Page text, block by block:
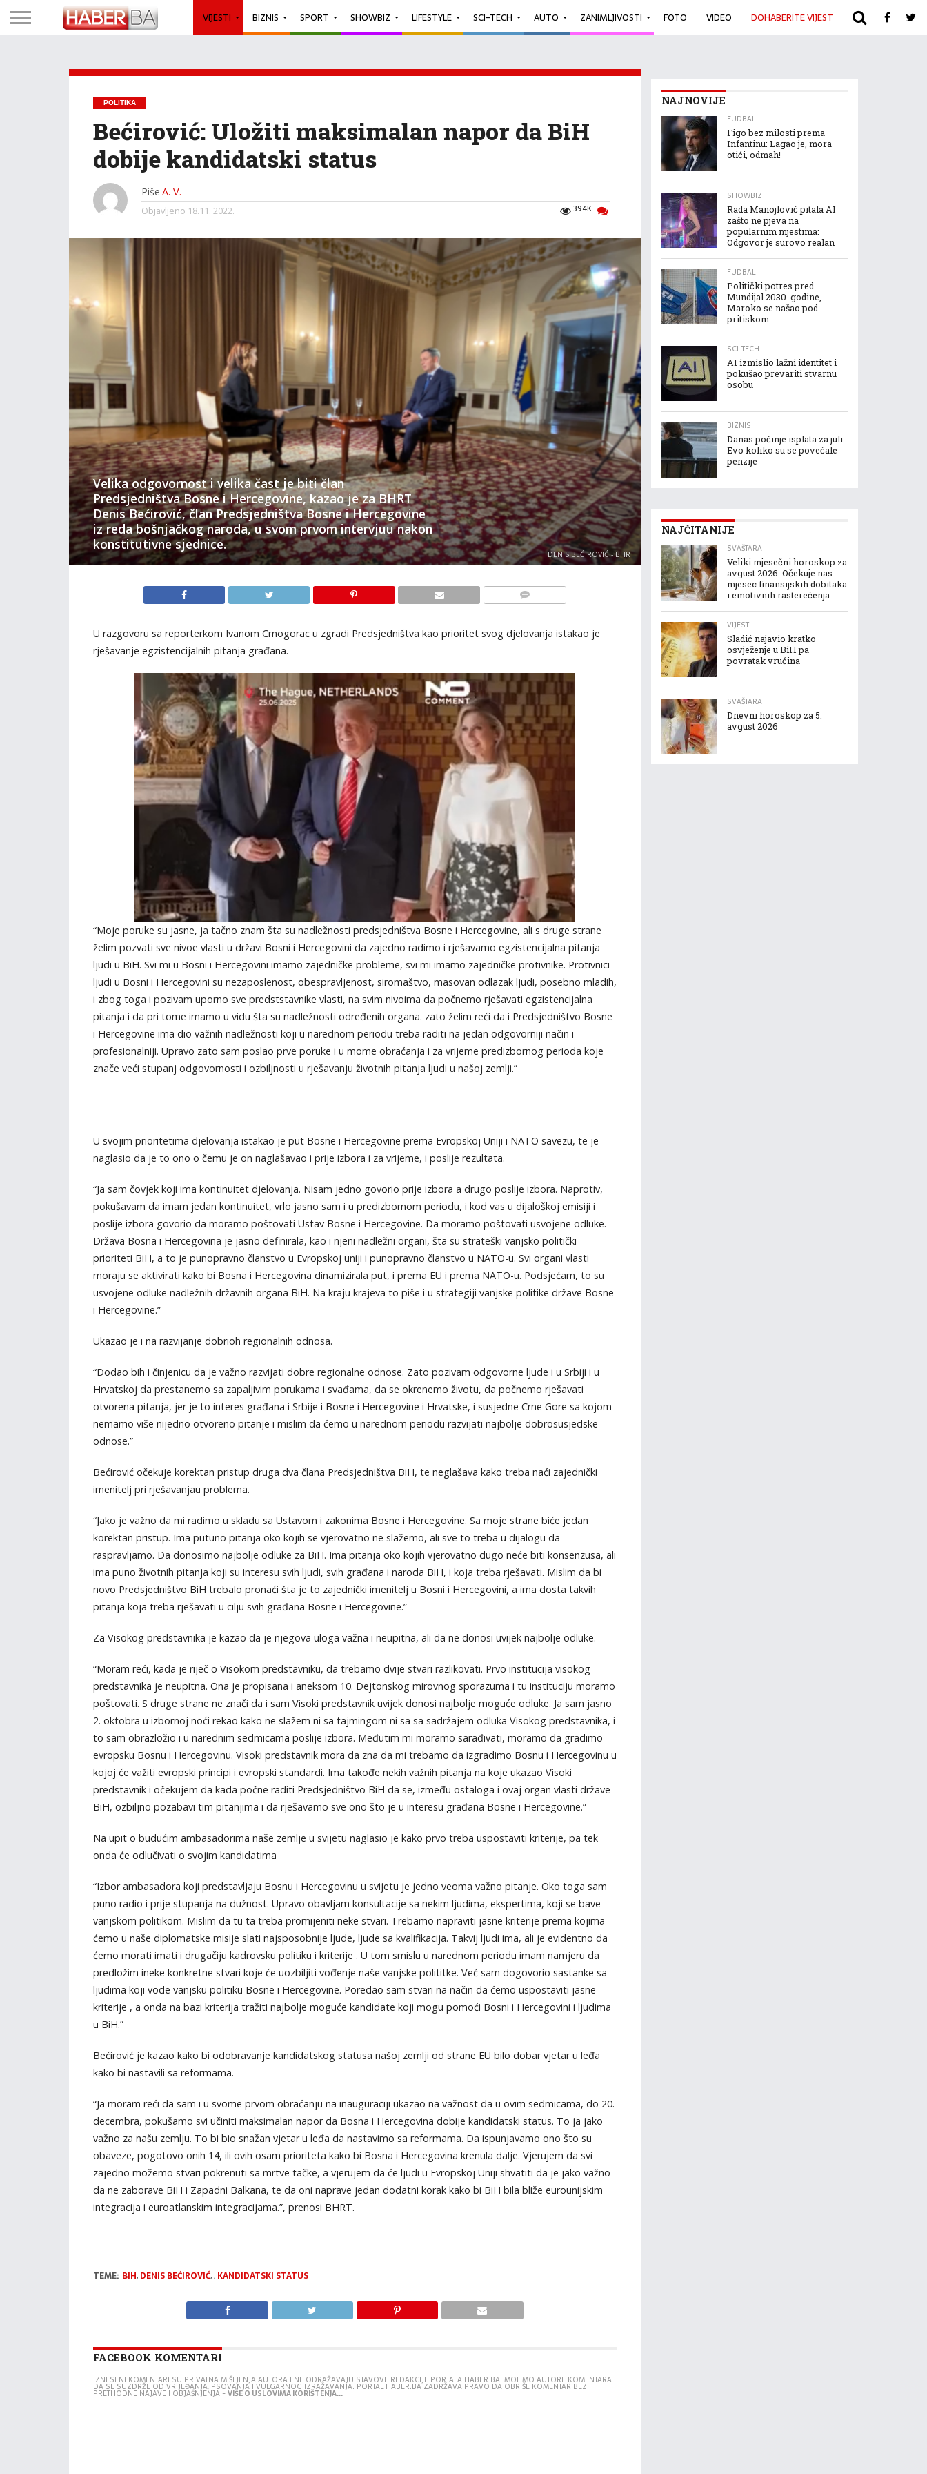
VIJESTI BIZNIS SPORT SHOWBIZ LIFESTYLE SCI-TECH AUTO ZANIMLJIVOSTI FOTO VIDEO DOHABERITE VIJEST ARHIVA
POLITIKA
Bećirović: Uložiti maksimalan napor da BiH
dobije kandidatski status
Piše A. V.
39.4K
Objavljeno 18.11. 2022.
Velika odgovornost i velika čast je biti član
Predsjedništva Bosne i Hercegovine, kazao je za BHRT
Denis Bećirović, član Predsjedništva Bosne i Hercegovine
iz reda bošnjačkog naroda, u svom prvom intervjuu nakon
konstitutivne sjednice.
DENIS BEĆIROVIĆ - BHRT
U razgovoru sa reporterkom Ivanom Crnogorac u zgradi Predsjedništva kao prioritet svog djelovanja istakao je
rješavanje egzistencijalnih pitanja građana.
“Moje poruke su jasne, ja tačno znam šta su nadležnosti predsjedništva Bosne i Hercegovine, ali s druge strane
želim pozvati sve nivoe vlasti u državi Bosni i Hercegovini da zajedno radimo i rješavamo egzistencijalna pitanja
ljudi u BiH. Svi mi u Bosni i Hercegovini imamo zajedničke probleme, svi mi imamo zajedničke protivnike. Protivnici
ljudi u Bosni i Hercegovini su nezaposlenost, obespravljenost, siromaštvo, masovan odlazak ljudi, posebno mladih,
i zbog toga i pozivam uporno sve predststavnike vlasti, na svim nivoima da počnemo rješavati egzistencijalna
pitanja i da pri tome imamo u vidu šta su nadležnosti određenih organa. zato želim reći da i Predsjedništvo Bosne
i Hercegovine ima dio važnih nadležnosti koji u narednom periodu treba raditi na jedan odgovorniji način i
profesionalniji. Upravo zato sam poslao prve poruke i u mome obraćanja i za vrijeme predizbornog perioda koje
znače veći stupanj odgovornosti i ozbiljnosti u rješavanju životnih pitanja ljudi u našoj zemlji.”
U svojim prioritetima djelovanja istakao je put Bosne i Hercegovine prema Evropskoj Uniji i NATO savezu, te je
naglasio da je to ono o čemu je on naglašavao i prije izbora i za vrijeme, i poslije rezultata.
“Ja sam čovjek koji ima kontinuitet djelovanja. Nisam jedno govorio prije izbora a drugo poslije izbora. Naprotiv,
pokušavam da imam jedan kontinuitet, vrlo jasno sam i u predizbornom periodu, i kod vas u dijaloškoj emisiji i
poslije izbora govorio da moramo poštovati Ustav Bosne i Hercegovine. Da moramo poštovati usvojene odluke.
Država Bosna i Hercegovina je jasno definirala, kao i njeni nadležni organi, šta su strateški vanjsko politički
prioriteti BiH, a to je punopravno članstvo u Evropskoj uniji i punopravno članstvo u NATO-u. Svi organi vlasti
moraju se aktivirati kako bi Bosna i Hercegovina dinamizirala put, i prema EU i prema NATO-u. Podsjećam, to su
usvojene odluke nadležnih državnih organa BiH. Na kraju krajeva to piše i u strategiji vanjske politike države Bosne
i Hercegovine.”
Ukazao je i na razvijanje dobrioh regionalnih odnosa.
“Dodao bih i činjenicu da je važno razvijati dobre regionalne odnose. Zato pozivam odgovorne ljude i u Srbiji i u
Hrvatskoj da prestanemo sa zapaljivim porukama i svađama, da se okrenemo životu, da počnemo rješavati
otvorena pitanja, jer je to interes građana i Srbije i Bosne i Hercegovine i Hrvatske, i susjedne Crne Gore sa kojom
nemamo više nijedno otvoreno pitanje i mislim da ćemo u narednom periodu razvijati najbolje dobrosusjedske
odnose.”
Bećirović očekuje korektan pristup druga dva člana Predsjedništva BiH, te neglašava kako treba naći zajednički
imenitelj pri rješavanjau problema.
“Jako je važno da mi radimo u skladu sa Ustavom i zakonima Bosne i Hercegovine. Sa moje strane biće jedan
korektan pristup. Ima putuno pitanja oko kojih se vjerovatno ne slažemo, ali sve to treba u dijalogu da
raspravljamo. Da donosimo najbolje odluke za BiH. Ima pitanja oko kojih vjerovatno dugo neće biti konsenzusa, ali
ima puno životnih pitanja koji su interesu svih ljudi, svih građana i naroda BiH, i koja treba rješavati. Mislim da bi
novo Predsjedništvo BiH trebalo pronaći šta je to zajednički imenitelj u Bosni i Hercegovini, a ima dosta takvih
pitanja koja treba rješavati u cilju svih građana Bosne i Hercegovine.”
Za Visokog predstavnika je kazao da je njegova uloga važna i neupitna, ali da ne donosi uvijek najbolje odluke.
“Moram reći, kada je riječ o Visokom predstavniku, da trebamo dvije stvari razlikovati. Prvo institucija visokog
predstavnika je neupitna. Ona je propisana i aneksom 10. Dejtonskog mirovnog sporazuma i tu instituciju moramo
poštovati. S druge strane ne znači da i sam Visoki predstavnik uvijek donosi najbolje moguće odluke. Ja sam jasno
2. oktobra u izbornoj noći rekao kako ne slažem ni sa tajmingom ni sa sa sadržajem odluka Visokog predstavnika, i
to sam obrazložio i u narednim sedmicama poslije izbora. Međutim mi moramo sarađivati, moramo da gradimo
evropsku Bosnu i Hercegovinu. Visoki predstavnik mora da zna da mi trebamo da izgradimo Bosnu i Hercegovinu u
kojoj će važiti evropski principi i evropski standardi. Ima takođe nekih važnih pitanja na koje ukazao Visoki
predstavnik i očekujem da kada počne raditi Predsjedništvo BiH da se, između ostaloga i ovaj organ vlasti države
BiH, ozbiljno pozabavi tim pitanjima i da rješavamo sve ono što je u interesu građana Bosne i Hercegovine.”
Na upit o budućim ambasadorima naše zemlje u svijetu naglasio je kako prvo treba uspostaviti kriterije, pa tek
onda će odlučivati o svojim kandidatima
“Izbor ambasadora koji predstavljaju Bosnu i Hercegovinu u svijetu je jedno veoma važno pitanje. Oko toga sam
puno radio i prije stupanja na dužnost. Upravo obavljam konsultacije sa nekim ljudima, ekspertima, koji se bave
vanjskom politikom. Mislim da tu ta treba promijeniti neke stvari. Trebamo napraviti jasne kriterije prema kojima
ćemo u naše diplomatske misije slati najsposobnije ljude, ljude sa kvalifikacija. Takvij ljudi ima, ali je evidentno da
ćemo morati imati i drugačiju kadrovsku politiku i kriterije . U tom smislu u narednom periodu imam namjeru da
predložim ineke konkretne stvari koje će uozbiljiti vođenje naše vanjske polititke. Već sam dogovorio sastanke sa
ljudima koji vode vanjsku politiku Bosne i Hercegovine. Poredao sam stvari na način da ćemo uspostaviti jasne
kriterije , a onda na bazi kriterija tražiti najbolje moguće kandidate koji mogu pomoći Bosni i Hercegovini i ljudima
u BiH.”
Bećirović je kazao kako bi odobravanje kandidatskog statusa našoj zemlji od strane EU bilo dobar vjetar u leđa
kako bi nastavili sa reformama.
“Ja moram reći da sam i u svome prvom obraćanju na inauguraciji ukazao na važnost da u ovim sedmicama, do 20.
decembra, pokušamo svi učiniti maksimalan napor da Bosna i Hercegovina dobije kandidatski status. To ja jako
važno za našu zemlju. To bi bio snažan vjetar u leđa da nastavimo sa reformama. Da ispunjavamo ono što su
obaveze, pogotovo onih 14, ili ovih osam prioriteta kako bi Bosna i Hercegovina krenula dalje. Vjerujem da svi
zajedno možemo stvari pokrenuti sa mrtve tačke, a vjerujem da će ljudi u Evropskoj Uniji shvatiti da je jako važno
da ne zaborave BiH i Zapadni Balkana, te da oni naprave jedan dodatni korak kako bi BiH bila bliže eurounijskim
integracija i euroatlanskim integracijama.”, prenosi BHRT.
TEME: BIH, DENIS BEĆIROVIĆ,, KANDIDATSKI STATUS
FACEBOOK KOMENTARI
IZNESENI KOMENTARI SU PRIVATNA MIŠLJENJA AUTORA I NE ODRAŽAVAJU STAVOVE REDAKCIJE PORTALA HABER.BA. MOLIMO AUTORE KOMENTARA
DA SE SUZDRŽE OD VRIJEĐANJA, PSOVANJA I VULGARNOG IZRAŽAVANJA. PORTAL HABER.BA ZADRŽAVA PRAVO DA OBRIŠE KOMENTAR BEZ
PRETHODNE NAJAVE I OBJAŠNJENJA -VIŠE O USLOVIMA KORIŠTENJA...
NAJNOVIJE
FUDBAL
Figo bez milosti prema
Infantinu: Lagao je, mora
otići, odmah!
SHOWBIZ
Rada Manojlović pitala AI
zašto ne pjeva na
popularnim mjestima:
Odgovor je surovo realan
FUDBAL
Politički potres pred
Mundijal 2030. godine,
Maroko se našao pod
pritiskom
SCI-TECH
AI izmislio lažni identitet i
pokušao prevariti stvarnu
osobu
BIZNIS
Danas počinje isplata za juli:
Evo koliko su se povećale
penzije
NAJČITANIJE
SVAŠTARA
Veliki mjesečni horoskop za
avgust 2026: Očekuje nas
mjesec finansijskih dobitaka
i emotivnih rasterećenja
VIJESTI
Sladić najavio kratko
osvježenje u BiH pa
povratak vrućina
SVAŠTARA
Dnevni horoskop za 5.
avgust 2026